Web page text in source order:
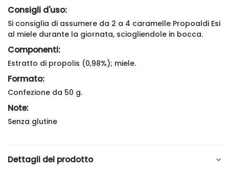
Consigli d'uso:
Si consiglia di assumere da 2 a 4 caramelle Propoaldi Esi
al miele durante la giornata, sciogliendole in bocca.
Componenti:
Estratto di propolis (0,98%); miele.
Formato:
Confezione da 50 g.
Note:
Senza glutine
Dettagli del prodotto